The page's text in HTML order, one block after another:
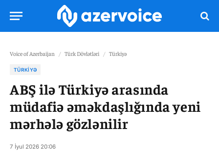
Voice of Azerbaijan / Türk Dövlətləri / Türkiyə
TÜRKIYƏ
ABŞ ilə Türkiyə arasında
müdafiə əməkdaşlığında yeni
mərhələ gözlənilir
7 İyul 2026 20:06